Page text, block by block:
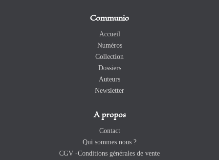
Communio
Accueil
Numéros
Collection
Dossiers
Auteurs
Newsletter
A propos
Contact
Qui sommes nous ?
CGV -Conditions générales de vente